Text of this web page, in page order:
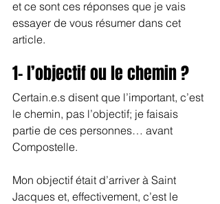
et ce sont ces réponses que je vais
essayer de vous résumer dans cet
article.
1- l’objectif ou le chemin ?
Certain.e.s disent que l’important, c’est
le chemin, pas l’objectif; je faisais
partie de ces personnes… avant
Compostelle.
Mon objectif était d’arriver à Saint
Jacques et, effectivement, c’est le